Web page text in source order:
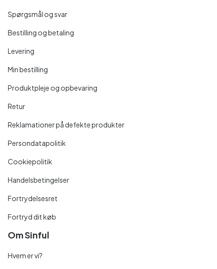
Spørgsmål og svar
Bestilling og betaling
Levering
Min bestilling
Produktpleje og opbevaring
Retur
Reklamationer på defekte produkter
Persondatapolitik
Cookiepolitik
Handelsbetingelser
Fortrydelsesret
Fortryd dit køb
Om Sinful
Hvem er vi?